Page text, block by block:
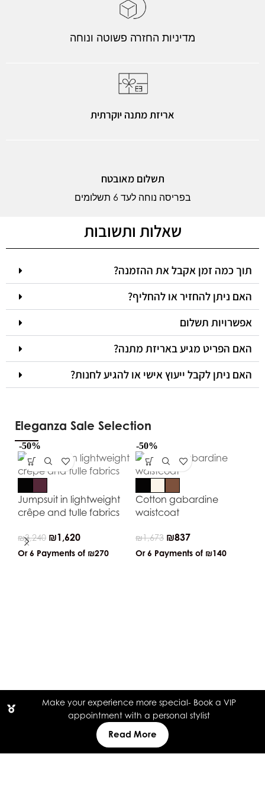
מדיניות החזרה פשוטה ונוחה
אריזת מתנה יוקרתית
תשלום מאובטח
בפריסה נוחה לעד 6 תשלומים
שאלות ותשובות
תוך כמה זמן אקבל את ההזמנה?
האם ניתן להחזיר או להחליף?
אפשרויות תשלום
האם הפריט מגיע באריזת מתנה?
האם ניתן לקבל ייעוץ אישי או להגיע לחנות?
Eleganza Sale Selection
-50%
Jumpsuit in lightweight
crêpe and tulle fabrics
₪3,240 ₪1,620
Or 6 Payments of ₪270
-50%
Cotton gabardine
waistcoat
₪1,673 ₪837
Or 6 Payments of ₪140
Make your experience more special- Book a VIP
appointment with a personal stylist
Read More